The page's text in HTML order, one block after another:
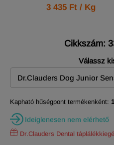
3 435 Ft / Kg
Cikkszám:
Válassz
Kapható hűségpont termékenként:
Ideiglenesen nem elérhető
Dr.Clauders Dental